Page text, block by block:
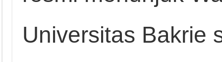
Universitas Bakrie